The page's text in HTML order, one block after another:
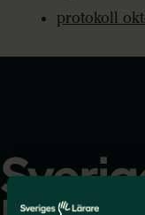
protokoll
startsidan